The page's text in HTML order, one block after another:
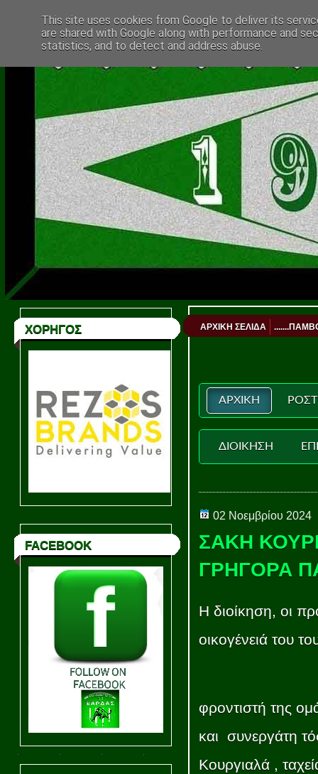
ΧΟΡΗΓΟΣ
FACEBOOK
ΑΡΧΙΚΗ ΣΕΛΙΔΑ
ΑΡΧΙΚΗ
ΔΙΟΙΚΗΣΗ
02 Νοεμβρίου 2024
ΣΑΚΗ
ΓΡΗΓΟΡΑ
Η διοίκηση, οι
οικογένειά του
φροντιστή της
και συνεργάτη
Κουργιαλά ,
This site uses cookies from Google to deliver its
are shared with Google along with performance and
statistics, and to detect and address abuse.